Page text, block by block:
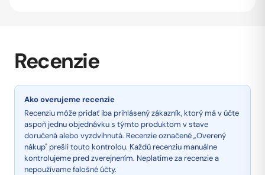
Recenzie
Ako overujeme recenzie
Recenziu môže pridať iba prihlásený zákazník, ktorý má v účte
aspoň jednu objednávku s týmto produktom v stave
doručená alebo vyzdvihnutá. Recenzie označené „Overený
nákup" prešli touto kontrolou. Každú recenziu manuálne
kontrolujeme pred zverejnením. Neplatíme za recenzie a
nepoužívame falošné účty.